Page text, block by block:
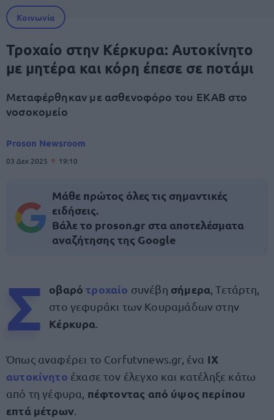
Κοινωνία
Τροχαίο στην Κέρκυρα: Αυτοκίνητο
με μητέρα και κόρη έπεσε σε ποτάμι
Μεταφέρθηκαν με ασθενοφόρο του ΕΚΑΒ στο
νοσοκομείο
Proson Newsroom
03 Δεκ 2025 19:10
Μάθε πρώτος όλες τις σημαντικές
ειδήσεις.
Βάλε το proson.gr στα αποτελέσματα
αναζήτησης της Google
Σ οβαρότροχαίο συνέβη σήμερα , Τετάρτη,
στο γεφυράκι των Κουραμάδων στην
Κέρκυρα
Όπως αναφέρει το Corfutvnews.gr, ένα ΙΧ
αυτοκίνητο έχασε τον έλεγχο και κατέληξε κάτω
από τη γέφυρα, πέφτοντας από ύψος περίπου
επτά μέτρων.